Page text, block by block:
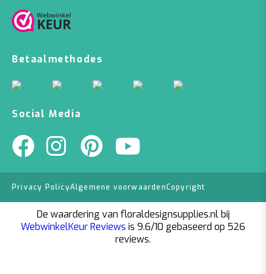
Betaalmethodes
Social Media
Privacy PolicyAlgemene voorwaardenCopyright
De waardering van floraldesignsupplies.nl bij
WebwinkelKeur Reviews is 9.6/10 gebaseerd op 526
reviews.